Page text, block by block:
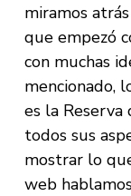
miramos
que empezó
con muchas
mencionado,
es la Reserva
todos sus
mostrar lo
web